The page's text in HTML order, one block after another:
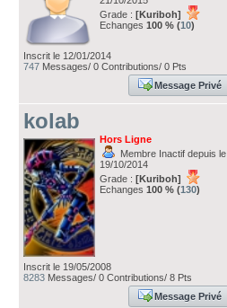
Grade : [Kuriboh]
Echanges 100 % (10)
Inscrit le 12/01/2014
747 Messages/ 0 Contributions/ 0 Pts
Message Privé
kolab
Hors Ligne
Membre Inactif depuis le
19/10/2014
Grade : [Kuriboh]
Echanges 100 % (130)
Inscrit le 19/05/2008
8283 Messages/ 0 Contributions/ 8 Pts
Message Privé